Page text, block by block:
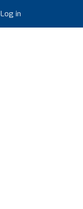
Log in